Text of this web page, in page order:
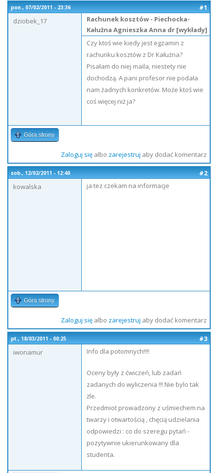
pon., 07/02/2011 - 23:36
#1
dziobek_17
Rachunek kosztów - Piechocka-
Kałużna Agnieszka Anna dr [wykłady]
Czy ktoś wie kiedy jest egzamin z
rachunku kosztów z Dr Kałużna?
Pisałam do niej maila, niestety nie
dochodzą. A pani profesor nie podała
nam żadnych konkretów. Może ktoś wie
coś więcej niż ja?
Góra strony
Zaloguj sięalbo zarejestruj aby dodać komentarz
sob., 12/02/2011 - 12:40
#2
kowalska
ja tez czekam na informacje
Góra strony
Zaloguj sięalbo zarejestruj aby dodać komentarz
pt., 18/03/2011 - 00:25
#3
iwonamur
Info dla potomnych!!!!
Oceny były z ćwiczeń, lub zadań
zadanych do wyliczenia !!! Nie bylo tak
żle.
Przedmiot prowadzony z uśmiechem na
twarzy i otwartością , chęcią udzielania
odpowiedzi : co do szeregu pytań -
pozytywnie ukierunkowany dla
studenta.